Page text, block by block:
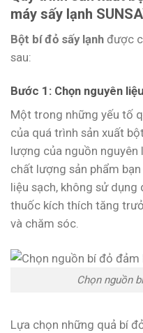
máy sấy lạnh
Bột bí đỏ sấy lạnh được
sau:
Bước 1: Chọn nguyên
Một trong những yếu tố
của quá trình sản xuất
lượng của nguồn nguyên
chất lượng sản phẩm
liệu sạch, không sử
thuốc kích thích tăng
và chăm sóc.
Chọn nguồn
Lựa chọn những quả bí